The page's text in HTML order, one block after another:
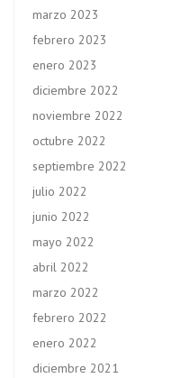
marzo 2023
febrero 2023
enero 2023
diciembre 2022
noviembre 2022
octubre 2022
septiembre 2022
julio 2022
junio 2022
mayo 2022
abril 2022
marzo 2022
febrero 2022
enero 2022
diciembre 2021